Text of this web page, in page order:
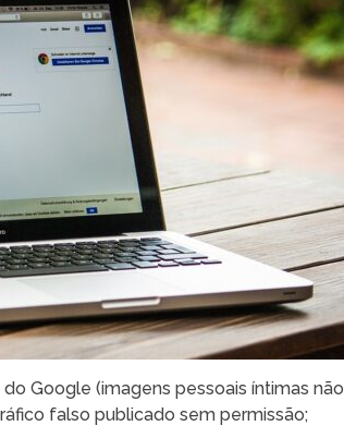
Google (imagens pessoais íntimas não
falso publicado sem permissão;